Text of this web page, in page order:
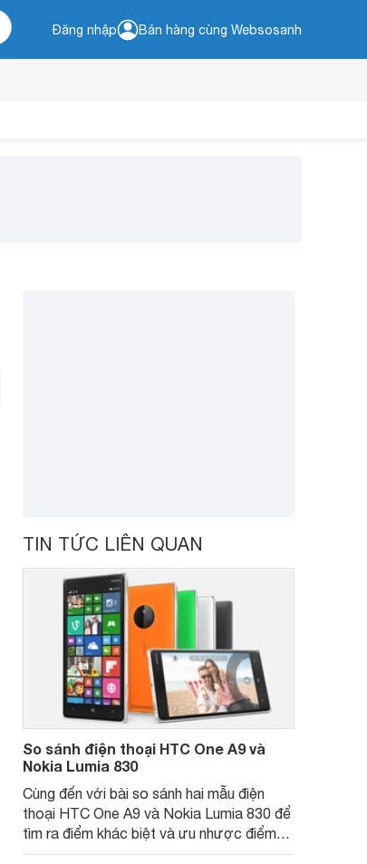
Đăng nhập Bán hàng cùng Websosanh
TIN TỨC LIÊN QUAN
So sánh điện thoại HTC One A9 và
Nokia Lumia 830
Cùng đến với bài so sánh hai mẫu điện
thoại HTC One A9 và Nokia Lumia 830 để
tìm ra điểm khác biệt và ưu nhược điểm
của chúng